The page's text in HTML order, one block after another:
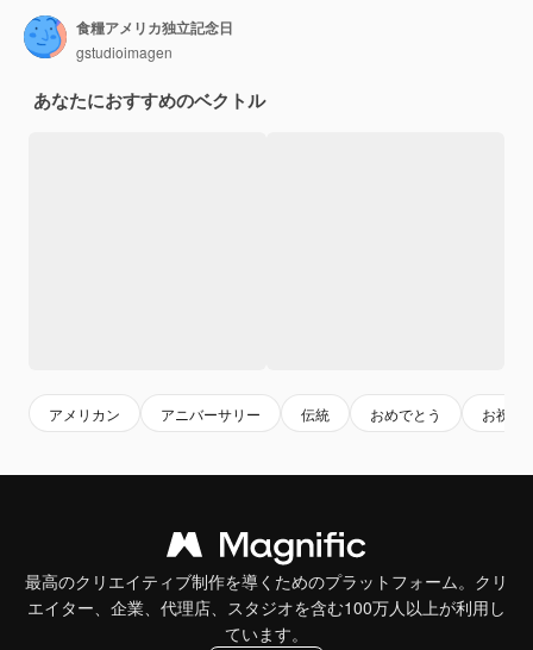
食糧アメリカ独立記念日
gstudioimagen
あなたにおすすめのベクトル
アメリカン アニバーサリー 伝統 おめでとう お祝い
最高のクリエイティブ制作を導くためのプラットフォーム。クリ
エイター、企業、代理店、スタジオを含む100万人以上が利用し
ています。